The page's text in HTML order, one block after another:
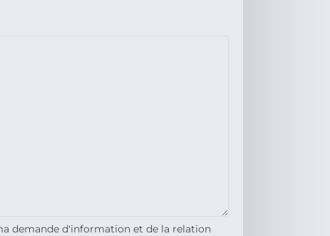
demande d'information et de la relation